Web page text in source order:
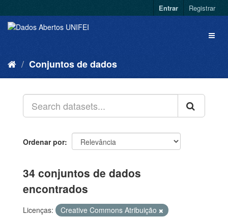
Entrar Registrar
Conjuntos de dados
Ordenar por
34 conjuntos de dados
encontrados
Licenças:
Creative Commons Atribuição